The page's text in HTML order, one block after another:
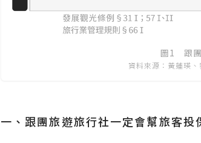
圖1 跟
資料來源：黃蓮瑛
一、跟團旅遊旅行社一定會幫旅客投